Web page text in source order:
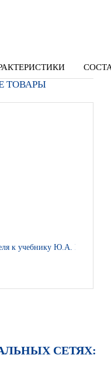
ТОВАРЫ
к учебнику Ю.А.
СЕТЯХ: